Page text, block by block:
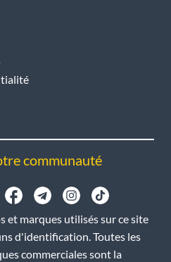
communauté
et marques utilisés sur ce site
d'identification. Toutes les
commerciales sont la